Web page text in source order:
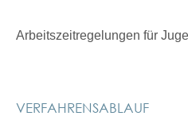
Arbeitszeitregelungen für
VERFAHRENSABLAUF